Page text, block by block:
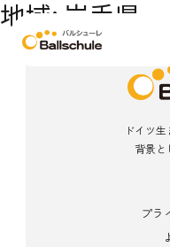
地域: 岩手県
ドイツ
背景と
プラ